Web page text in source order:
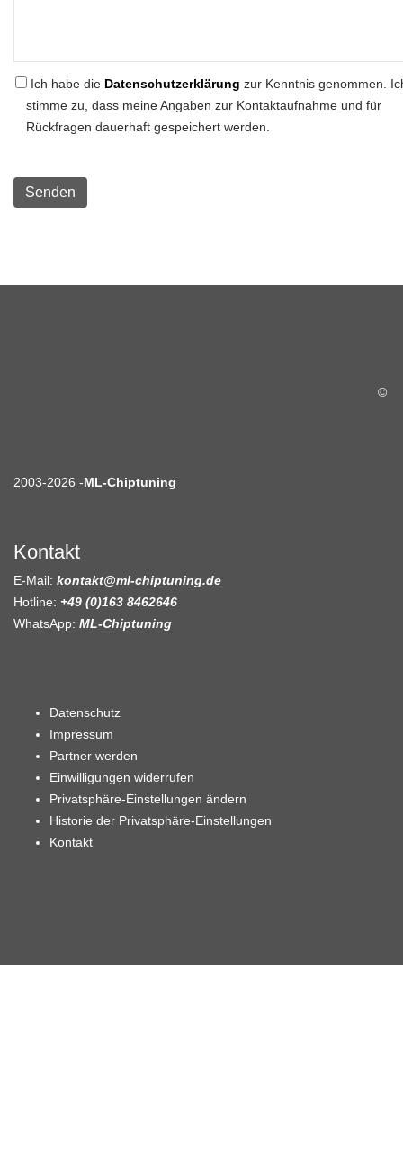
Ich habe die Datenschutzerklärung zur Kenntnis genommen.
stimme zu, dass meine Angaben zur Kontaktaufnahme und für
Rückfragen dauerhaft gespeichert werden.
©
2003-2026 -ML-Chiptuning
Kontakt
E-Mail: kontakt@ml-chiptuning.de
Hotline: +49 (0)163 8462646
WhatsApp: ML-Chiptuning
Datenschutz
Impressum
Partner werden
Einwilligungen widerrufen
Privatsphäre-Einstellungen ändern
Historie der Privatsphäre-Einstellungen
Kontakt